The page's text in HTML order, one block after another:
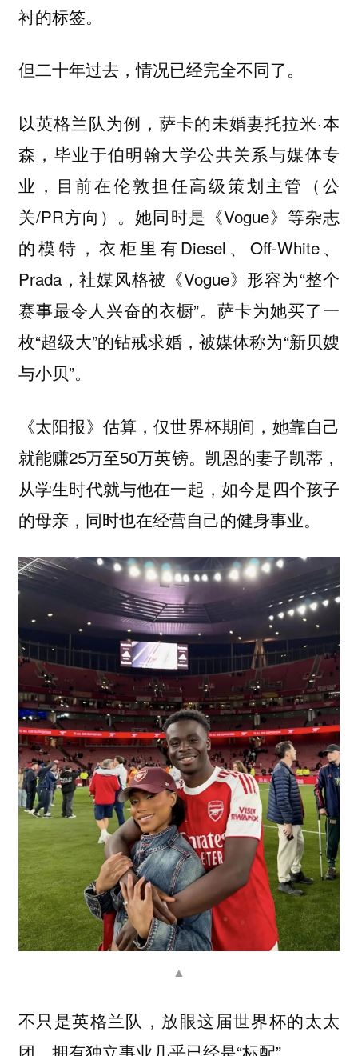
衬的标签。
但二十年过去，情况已经完全不同了。
以英格兰队为例，萨卡的未婚妻托拉米·本
森，毕业于伯明翰大学公共关系与媒体专
业，目前在伦敦担任高级策划主管（公
关/PR方向）。她同时是《Vogue》等杂志
的模特，衣柜里有Diesel、Off-White、
Prada，社媒风格被《Vogue》形容为“整个
赛事最令人兴奋的衣橱”。萨卡为她买了一
枚“超级大”的钻戒求婚，被媒体称为“新贝嫂
与小贝”。
《太阳报》估算，仅世界杯期间，她靠自己
就能赚25万至50万英镑。凯恩的妻子凯蒂，
从学生时代就与他在一起，如今是四个孩子
的母亲，同时也在经营自己的健身事业。
▲
不只是英格兰队，放眼这届世界杯的太太